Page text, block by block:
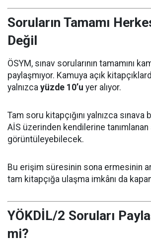
Soruların Tamamı
Değil
ÖSYM, sınav sorularının tamamını
paylaşmıyor. Kamuya açık
yalnızca yüzde 10’u yer alıyor.
Tam soru kitapçığını yalnızca sınava
AİS üzerinden kendilerine
görüntüleyebilecek.
Bu erişim süresinin sona ermesinin
tam kitapçığa ulaşma imkânı da
YÖKDİL/2 Soruları
mi?